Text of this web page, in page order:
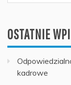
OSTATNIE
kadrowe